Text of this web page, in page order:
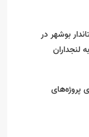
بوشهر در
پروژه‌های